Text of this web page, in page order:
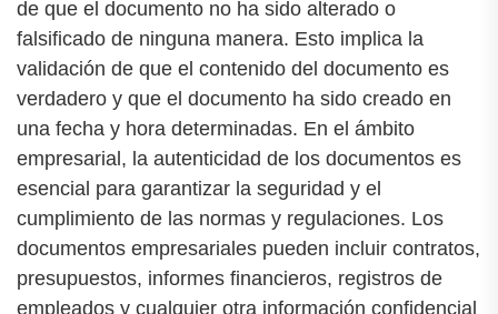
de que el documento no ha sido alterado o
falsificado de ninguna manera. Esto implica la
validación de que el contenido del documento es
verdadero y que el documento ha sido creado en
una fecha y hora determinadas. En el ámbito
empresarial, la autenticidad de los documentos es
esencial para garantizar la seguridad y el
cumplimiento de las normas y regulaciones. Los
documentos empresariales pueden incluir contratos,
presupuestos, informes financieros, registros de
empleados y cualquier otra información confidencial